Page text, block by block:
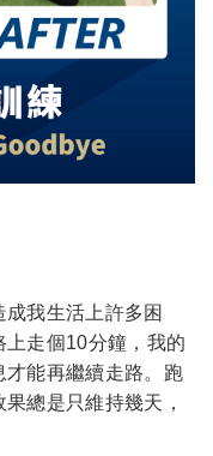
我生活上許多困
走個10分鐘，我的
才能再繼續走路。跑
總是只維持幾天，